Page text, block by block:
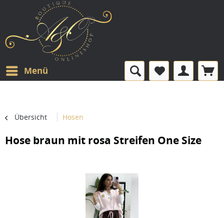
Menü
Übersicht Hosen
Hose braun mit rosa Streifen One Size